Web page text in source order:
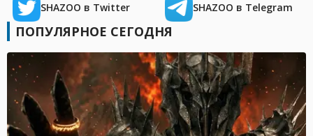
SHAZOO в Twitter SHAZOO в Telegram
ПОПУЛЯРНОЕ СЕГОДНЯ